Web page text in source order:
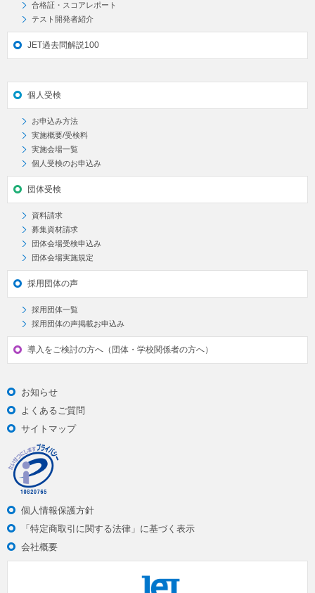
合格証・スコアレポート
テスト開発者紹介
JET過去問解説100
個人受検
お申込み方法
実施概要/受検料
実施会場一覧
個人受検のお申込み
団体受検
資料請求
募集資材請求
団体会場受検申込み
団体会場実施規定
採用団体の声
採用団体一覧
採用団体の声掲載お申込み
導入をご検討の方へ（団体・学校関係者の方へ）
お知らせ
よくあるご質問
サイトマップ
個人情報保護方針
「特定商取引に関する法律」に基づく表示
会社概要